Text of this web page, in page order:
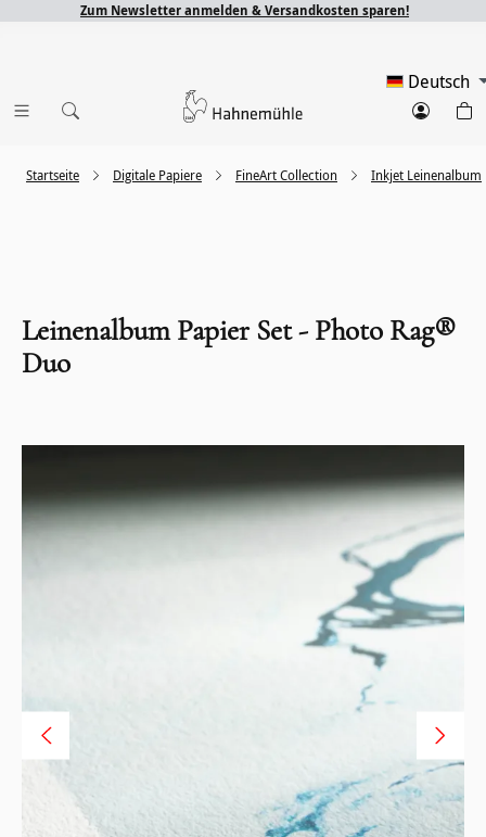
Zum Newsletter anmelden & Versandkosten sparen!
Deutsch
Inkjet Leinenalbum
FineArt Collection
Digitale Papiere
Startseite
Leinenalbum Papier Set - Photo Rag®
Duo